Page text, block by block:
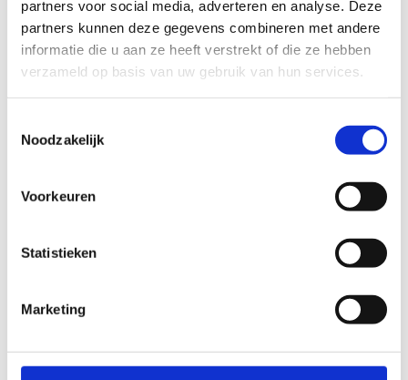
partners voor social media, adverteren en analyse. Deze
partners kunnen deze gegevens combineren met andere
informatie die u aan ze heeft verstrekt of die ze hebben
verzameld op basis van uw gebruik van hun services.
Noodzakelijk
Voorkeuren
Statistieken
Marketing
slecht goed
FYSIEKE INSPANNING
slecht goed
Routemeldpunt